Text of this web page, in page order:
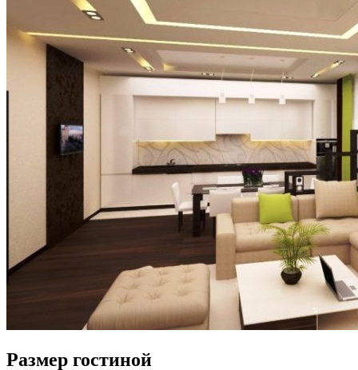
Размер гостиной